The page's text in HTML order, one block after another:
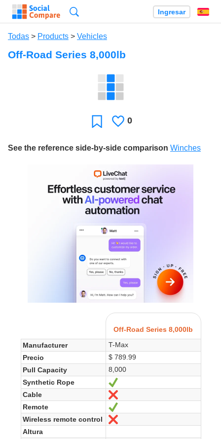
Ingresar
Todas > Products > Vehicles
Off-Road Series 8,000lb
Favoritos
Le
0
See the reference side-by-side comparison Winches
Off-Road Series 8,000lb
Manufacturer
T-Max
Precio
$ 789.99
Pull Capacity
8,000
Synthetic Rope
Cable
Remote
Wireless remote control
Altura